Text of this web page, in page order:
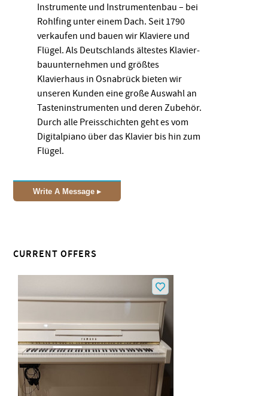
Instrumente und Instrumentenbau – bei
Rohlfing unter einem Dach. Seit 1790
verkaufen und bauen wir Klaviere und
Flügel. Als Deutschlands ältestes Klavier­
bau­unter­nehmen und größtes
Klavierhaus in Osnabrück bieten wir
unseren Kunden eine große Auswahl an
Tasteninstrumenten und deren Zubehör.
Durch alle Preisschichten geht es vom
Digitalpiano über das Klavier bis hin zum
Flügel.
Write A Message
CURRENT OFFERS